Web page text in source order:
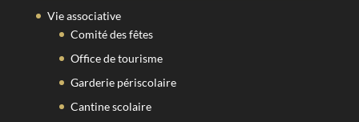
Vie associative
Comité des fêtes
Office de tourisme
Garderie périscolaire
Cantine scolaire